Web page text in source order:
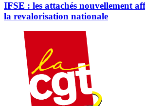
IFSE : les attachés nouvellement
la revalorisation nationale